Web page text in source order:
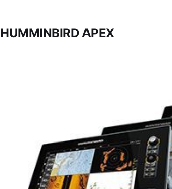
HUMMINBIRD APEX